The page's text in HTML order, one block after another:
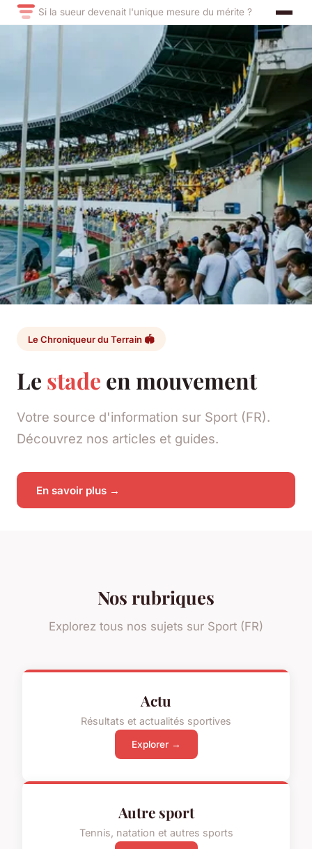
Si la sueur devenait l'unique mesure du mérite ?
Le Chroniqueur du Terrain 🏟️
Le stade en mouvement
Votre source d'information sur Sport (FR).
Découvrez nos articles et guides.
En savoir plus →
Nos rubriques
Explorez tous nos sujets sur Sport (FR)
Actu
Résultats et actualités sportives
Explorer →
Autre sport
Tennis, natation et autres sports